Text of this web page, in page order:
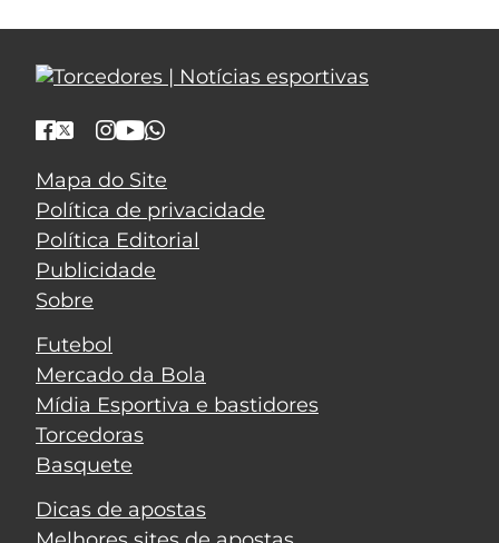
Mapa do Site
Política de privacidade
Política Editorial
Publicidade
Sobre
Futebol
Mercado da Bola
Mídia Esportiva e bastidores
Torcedoras
Basquete
Dicas de apostas